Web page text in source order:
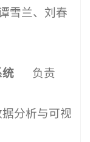
雪兰、刘春
负责
分析与可视